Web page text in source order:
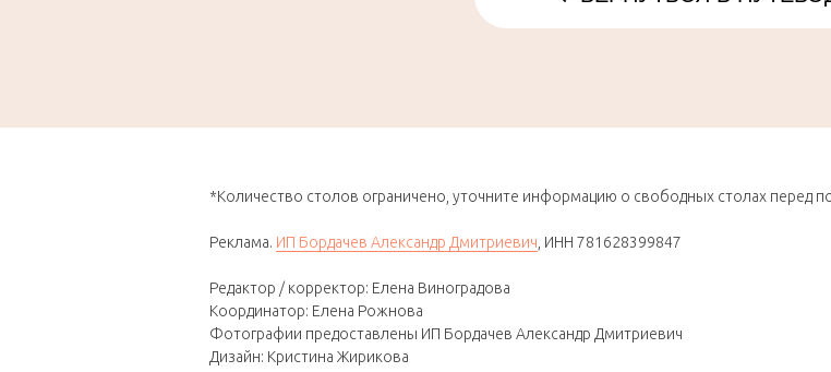
*Количество столов ограничено, уточните информацию о свободных столах перед
Реклама. ИП Бордачев Александр Дмитриевич , ИНН 781628399847
Редактор / корректор: Елена Виноградова
Координатор: Елена Рожнова
Фотографии предоставлены ИП Бордачев Александр Дмитриевич
Дизайн: Кристина Жирикова